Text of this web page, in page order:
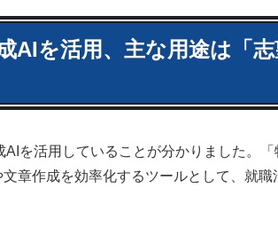
AIを活用、主な用途は「
を活用していることが分かりました。
章作成を効率化するツールとして、就